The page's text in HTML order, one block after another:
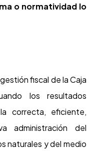
o normatividad lo
fiscal de la Caja
los resultados
correcta, eficiente,
administración del
naturales y del medio